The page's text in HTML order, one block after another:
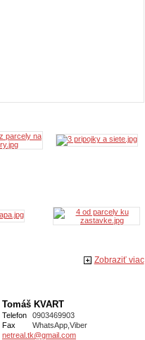
Zobraziť viac
Tomáš KVART
Telefon
0903469903
Fax
WhatsApp,Viber
netreal.tk@gmail.com